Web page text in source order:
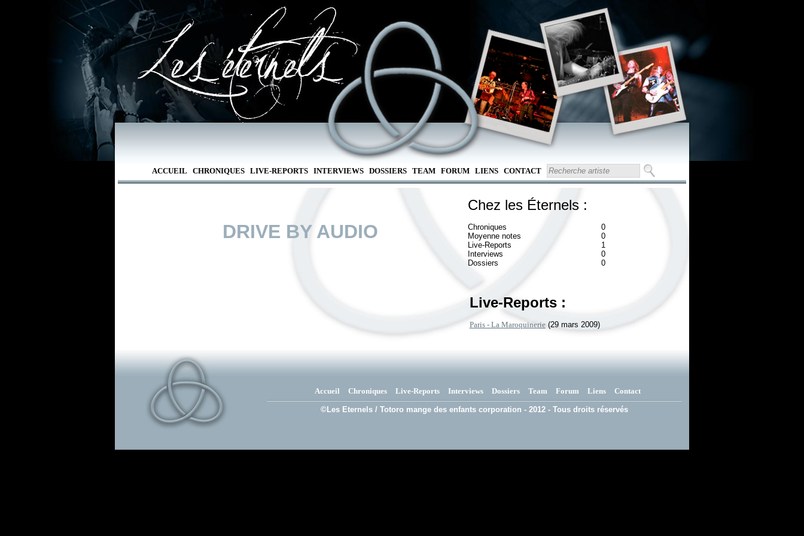
ACCUEIL CHRONIQUES LIVE-REPORTS INTERVIEWS DOSSIERS TEAM FORUM LIENS CONTACT
DRIVE BY AUDIO
Chez les Éternels :
Chroniques
0
Moyenne notes
0
Live-Reports
1
Interviews
0
Dossiers
0
Live-Reports :
Paris - La Maroquinerie(29 mars 2009)
Accueil Chroniques Live-Reports Interviews Dossiers Team Forum Liens Contact
©Les Eternels / Totoro mange des enfants corporation - 2012 - Tous droits réservés